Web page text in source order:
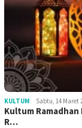
KULTUM Sabtu, 14 Maret
Kultum Ramadhan
R…